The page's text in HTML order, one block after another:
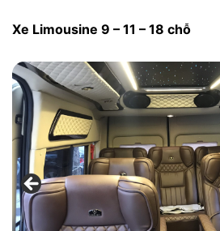
Xe Limousine 9 – 11 – 18 chỗ